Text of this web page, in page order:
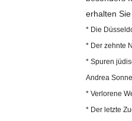
erhalten
* Die
* Der zehnte
* Spuren
Andrea
* Verlorene
* Der letzte